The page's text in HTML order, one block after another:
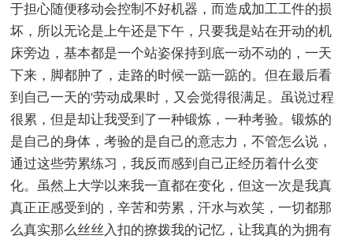
于担心随便移动会控制不好机器，而造成加工工件的损
坏，所以无论是上午还是下午，只要我是站在开动的机
床旁边，基本都是一个站姿保持到底一动不动的，一天
下来，脚都肿了，走路的时候一踮一踮的。但在最后看
到自己一天的'劳动成果时，又会觉得很满足。虽说过程
很累，但是却让我受到了一种锻炼，一种考验。锻炼的
是自己的身体，考验的是自己的意志力，不管怎么说，
通过这些劳累练习，我反而感到自己正经历着什么变
化。虽然上大学以来我一直都在变化，但这一次是我真
真正正感受到的，辛苦和劳累，汗水与欢笑，一切都那
么真实那么丝丝入扣的撩拨我的记忆，让我真的为拥有